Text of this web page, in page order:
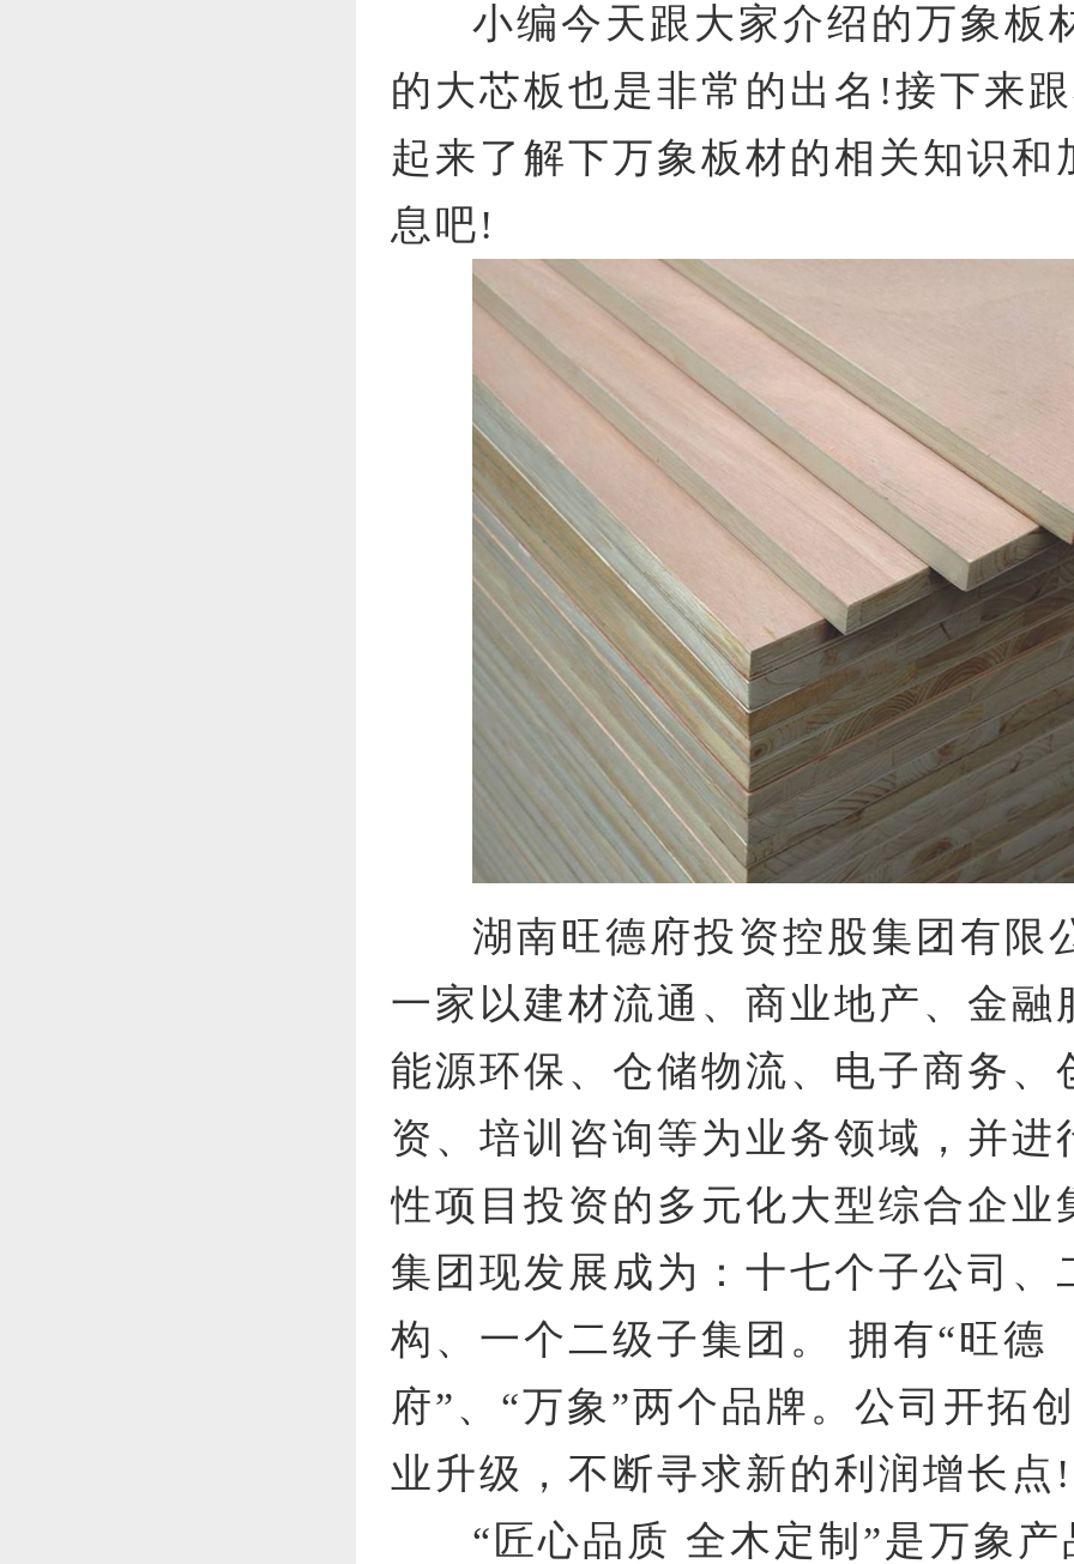
小编今天跟大家介绍的万象板
的大芯板也是非常的出名!接下来
起来了解下万象板材的相关知识和
息吧!
湖南旺德府投资控股集团有限
一家以建材流通、商业地产、金融
能源环保、仓储物流、电子商务、
资、培训咨询等为业务领域，并进
性项目投资的多元化大型综合企业
集团现发展成为：十七个子公司、
构、一个二级子集团。 拥有“旺德
府”、“万象”两个品牌。公司开拓
业升级，不断寻求新的利润增长点!
“匠心品质 全木定制”是万象产